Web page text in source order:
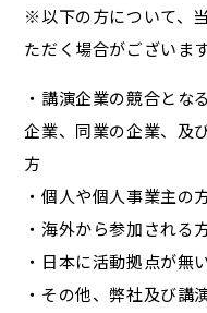
※以下の方について、
ただく場合がございま
・講演企業の競合とな
企業、同業の企業、及
方
・個人や個人事業主の
・海外から参加される
・日本に活動拠点が無
・その他、弊社及び講